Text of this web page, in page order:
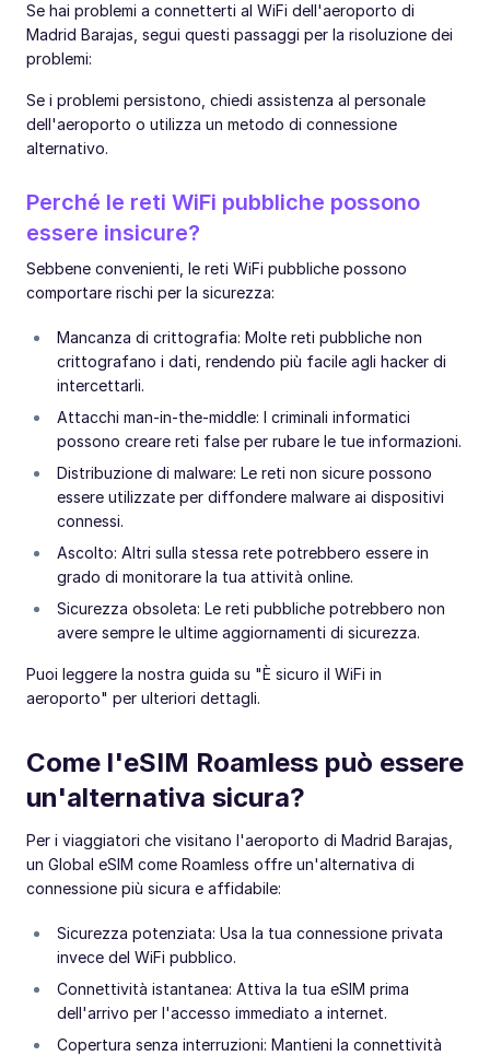
Se hai problemi a connetterti al WiFi dell'aeroporto di
Madrid Barajas, segui questi passaggi per la risoluzione dei
problemi:
Se i problemi persistono, chiedi assistenza al personale
dell'aeroporto o utilizza un metodo di connessione
alternativo.
Perché le reti WiFi pubbliche possono
essere insicure?
Sebbene convenienti, le reti WiFi pubbliche possono
comportare rischi per la sicurezza:
Mancanza di crittografia: Molte reti pubbliche non
crittografano i dati, rendendo più facile agli hacker di
intercettarli.
Attacchi man-in-the-middle: I criminali informatici
possono creare reti false per rubare le tue informazioni.
Distribuzione di malware: Le reti non sicure possono
essere utilizzate per diffondere malware ai dispositivi
connessi.
Ascolto: Altri sulla stessa rete potrebbero essere in
grado di monitorare la tua attività online.
Sicurezza obsoleta: Le reti pubbliche potrebbero non
avere sempre le ultime aggiornamenti di sicurezza.
Puoi leggere la nostra guida su "È sicuro il WiFi in
aeroporto" per ulteriori dettagli.
Come l'eSIM Roamless può essere
un'alternativa sicura?
Per i viaggiatori che visitano l'aeroporto di Madrid Barajas,
un Global eSIM come Roamless offre un'alternativa di
connessione più sicura e affidabile:
Sicurezza potenziata: Usa la tua connessione privata
invece del WiFi pubblico.
Connettività istantanea: Attiva la tua eSIM prima
dell'arrivo per l'accesso immediato a internet.
Copertura senza interruzioni: Mantieni la connettività